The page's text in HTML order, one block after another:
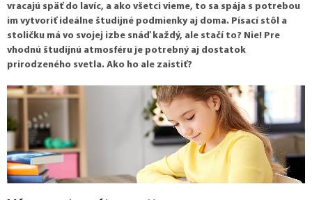
vracajú späť do lavíc, a ako všetci vieme, to sa spája s potrebou
im vytvoriť ideálne študijné podmienky aj doma. Písací stôl a
stoličku má vo svojej izbe snáď každý, ale stačí to? Nie! Pre
vhodnú študijnú atmosféru je potrebný aj dostatok
prirodzeného svetla. Ako ho ale zaistiť?